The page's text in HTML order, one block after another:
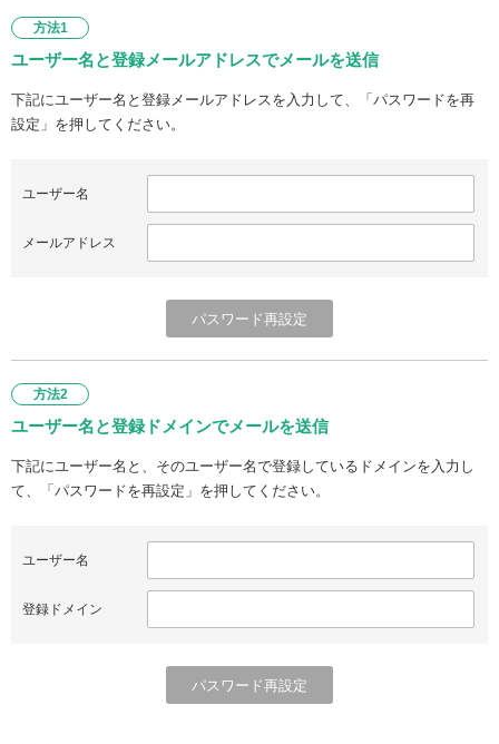
方法1
ユーザー名と登録メールアドレスでメールを送信
下記にユーザー名と登録メールアドレスを入力して、「パスワードを再
設定」を押してください。
ユーザー名
メールアドレス
方法2
ユーザー名と登録ドメインでメールを送信
下記にユーザー名と、そのユーザー名で登録しているドメインを入力し
て、「パスワードを再設定」を押してください。
ユーザー名
登録ドメイン